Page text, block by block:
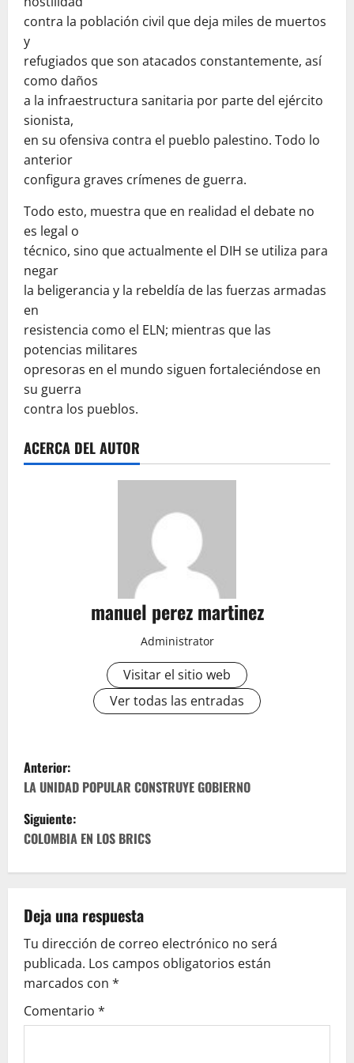
contra la población civil que deja miles de muertos
y
refugiados que son atacados constantemente, así
como daños
a la infraestructura sanitaria por parte del ejército
sionista,
en su ofensiva contra el pueblo palestino. Todo lo
anterior
configura graves crímenes de guerra.
Todo esto, muestra que en realidad el debate no
es legal o
técnico, sino que actualmente el DIH se utiliza para
negar
la beligerancia y la rebeldía de las fuerzas armadas
en
resistencia como el ELN; mientras que las
potencias militares
opresoras en el mundo siguen fortaleciéndose en
su guerra
contra los pueblos.
ACERCA DEL AUTOR
manuel perez martinez
Administrator
Visitar el sitio web
Ver todas las entradas
N
a
v
a
c
i
ó
Anterior:
LA UNIDAD POPULAR CONSTRUYE GOBIERNO
Siguiente:
COLOMBIA EN LOS BRICS
Deja una respuesta
Tu dirección de correo electrónico no será
publicada. Los campos obligatorios están
marcados con *
Comentario *